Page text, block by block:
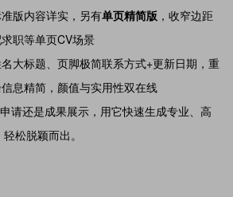
版内容详实，另有单页精简版 ，收窄边距
职等单页CV场景
大标题、页脚极简联系方式+更新日期，重
息精简，颜值与实用性双在线
请还是成果展示，用它快速生成专业、高
松脱颖而出。